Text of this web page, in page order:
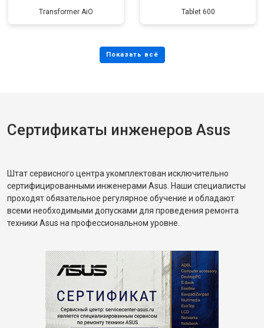
Transformer AiO Tablet 600
Сертификаты инженеров Asus
Штат сервисного центра укомплектован исключительно
сертифицированными инженерами Asus. Наши специалисты
проходят обязательное регулярное обучение и обладают
всеми необходимыми допусками для проведения ремонта
техники Asus на профессиональном уровне.